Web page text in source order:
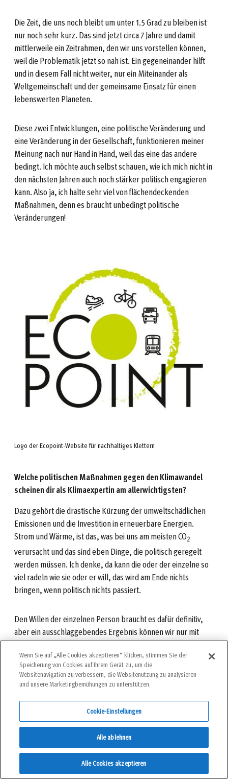
Die Zeit, die uns noch bleibt um unter 1.5 Grad zu bleiben ist
nur noch sehr kurz. Das sind jetzt circa 7 Jahre und damit
mittlerweile ein Zeitrahmen, den wir uns vorstellen können,
weil die Problematik jetzt so nah ist. Ein gegeneinander hilft
und in diesem Fall nicht weiter, nur ein Miteinander als
Weltgemeinschaft und der gemeinsame Einsatz für einen
lebenswerten Planeten.
Diese zwei Entwicklungen, eine politische Veränderung und
eine Veränderung in der Gesellschaft, funktionieren meiner
Meinung nach nur Hand in Hand, weil das eine das andere
bedingt. Ich möchte auch selbst schauen, wie ich mich nicht in
den nächsten Jahren auch noch stärker politisch engagieren
kann. Also ja, ich halte sehr viel von flächendeckenden
Maßnahmen, denn es braucht unbedingt politische
Veränderungen!
Logo der Ecopoint-Website für nachhaltiges Klettern
Welche politischen Maßnahmen gegen den Klimawandel
scheinen dir als Klimaexpertin am allerwichtigsten?
Dazu gehört die drastische Kürzung der umweltschädlichen
Emissionen und die Investition in erneuerbare Energien.
Strom und Wärme, ist das, was bei uns am meisten CO2
verursacht und das sind eben Dinge, die politisch geregelt
werden müssen. Ich denke, da kann die oder der einzelne so
viel radeln wie sie oder er will, das wird am Ende nichts
bringen, wenn politisch nichts passiert.
Den Willen der einzelnen Person braucht es dafür definitiv,
aber ein ausschlaggebendes Ergebnis können wir nur mit
einer großen politischen Veränderung erzielen.
Wie können speziell wir als Berg- und Kletterfreunde
unseren Beitrag leisten (außer uns jedes Mal vor einer Tour
auf der Ecopoint-Website zu informieren natürlich;)
Wir können das tun was auch jeder Nicht-Bergsportler*in tun
kann: uns politisch engagieren, wählen gehen, uns über
Informationen sowie Lösungsansätze bezüglich der
Klimakrise informieren, mit Freund*innen und Familie
austauschen und als letzten Schritt den eigenen Fußabdruck,
Wenn Sie auf „Alle Cookies akzeptieren“ klicken, stimmen Sie der
Speicherung von Cookies auf Ihrem Gerät zu, um die
Websitenavigation zu verbessern, die Websitenutzung zu analysieren
und unsere Marketingbemühungen zu unterstützen.
Cookie-Einstellungen
Alle ablehnen
Alle Cookies akzeptieren